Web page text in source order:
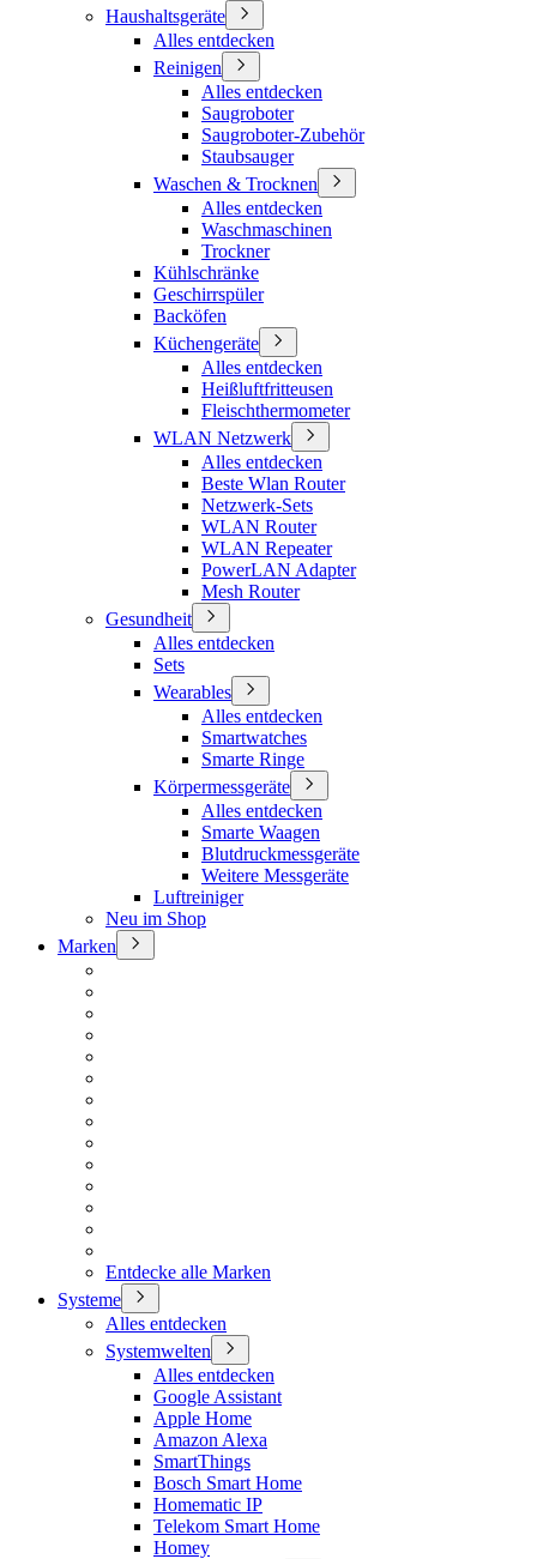
Haushaltsgeräte
Alles entdecken
Reinigen
Alles entdecken
Saugroboter
Saugroboter-Zubehör
Staubsauger
Waschen & Trocknen
Alles entdecken
Waschmaschinen
Trockner
Kühlschränke
Geschirrspüler
Backöfen
Küchengeräte
Alles entdecken
Heißluftfritteusen
Fleischthermometer
WLAN Netzwerk
Alles entdecken
Beste Wlan Router
Netzwerk-Sets
WLAN Router
WLAN Repeater
PowerLAN Adapter
Mesh Router
Gesundheit
Alles entdecken
Sets
Wearables
Alles entdecken
Smartwatches
Smarte Ringe
Körpermessgeräte
Alles entdecken
Smarte Waagen
Blutdruckmessgeräte
Weitere Messgeräte
Luftreiniger
Neu im Shop
Marken
Entdecke alle Marken
Systeme
Alles entdecken
Systemwelten
Alles entdecken
Google Assistant
Apple Home
Amazon Alexa
SmartThings
Bosch Smart Home
Homematic IP
Telekom Smart Home
Homey